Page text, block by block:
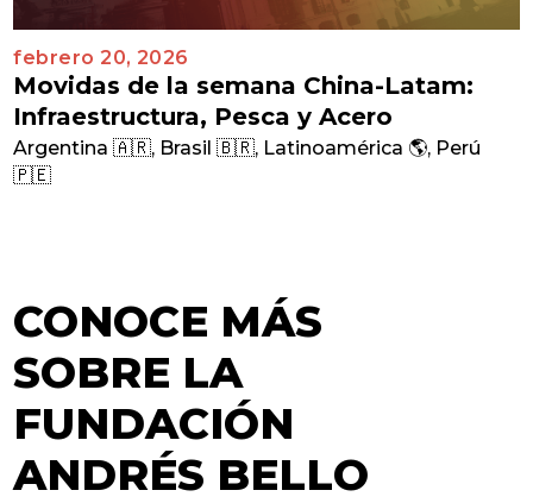
febrero 20, 2026
Movidas de la semana China-Latam:
Infraestructura, Pesca y Acero
Argentina 🇦🇷, Brasil 🇧🇷, Latinoamérica 🌎, Perú
🇵🇪
CONOCE MÁS
SOBRE LA
FUNDACIÓN
ANDRÉS BELLO